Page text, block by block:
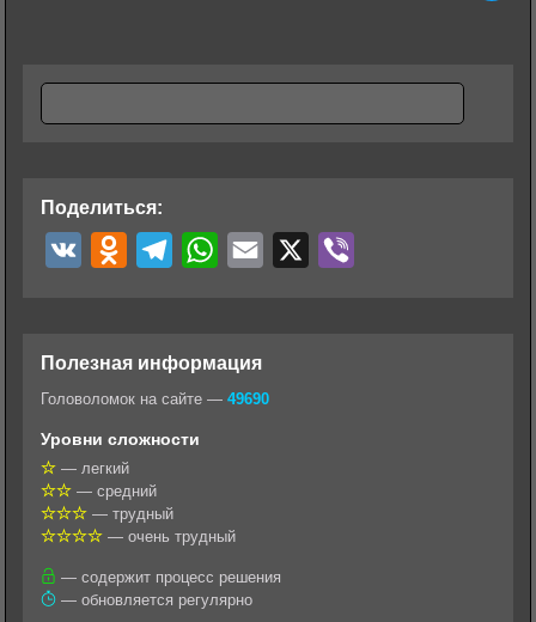
Поделиться:
o
k
a
s
s
n
i
e
g
W
t
l
Полезная информация
Головоломок на сайте — 49690
Уровни сложности
— легкий
— средний
— трудный
— очень трудный
— содержит процесс решения
— обновляется регулярно